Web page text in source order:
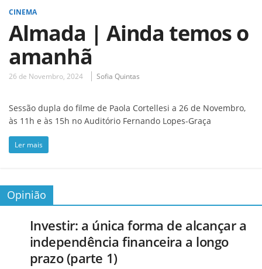
CINEMA
Almada | Ainda temos o
amanhã
26 de Novembro, 2024 Sofia Quintas
Sessão dupla do filme de Paola Cortellesi a 26 de Novembro,
às 11h e às 15h no Auditório Fernando Lopes-Graça
Ler mais
Opinião
Investir: a única forma de alcançar a
independência financeira a longo
prazo (parte 1)